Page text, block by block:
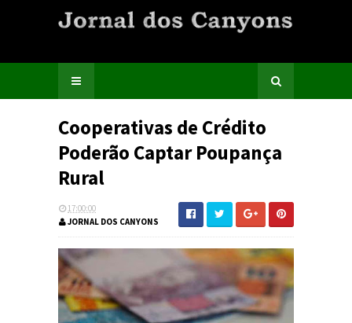
Cooperativas de Crédito
Poderão Captar Poupança
Rural
17:00:00
JORNAL DOS CANYONS